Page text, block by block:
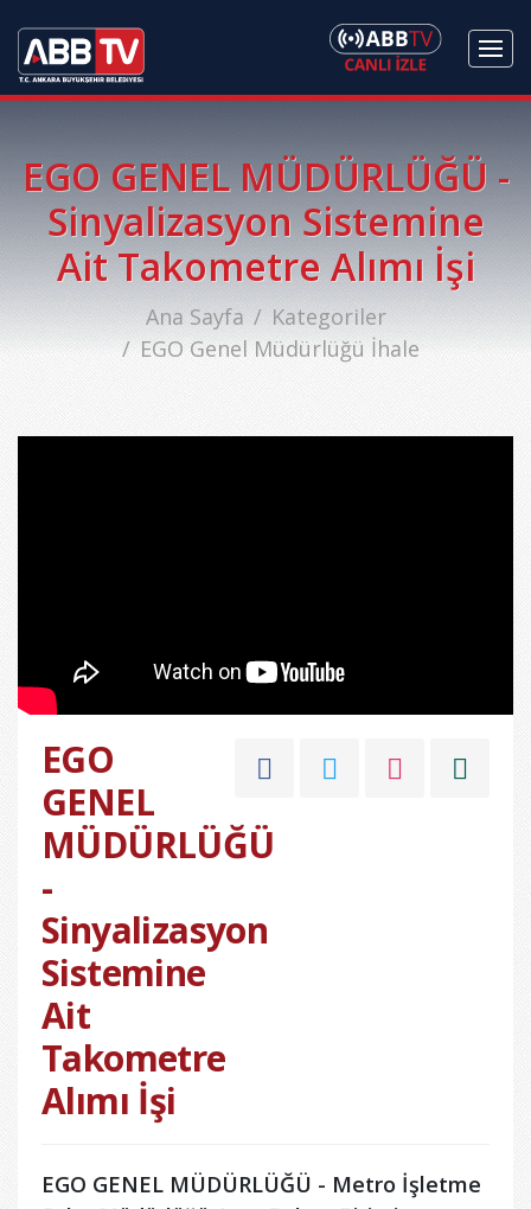
EGO GENEL MÜDÜRLÜĞÜ -
Sinyalizasyon Sistemine
Ait Takometre Alımı İşi
Ana Sayfa
Kategoriler
EGO Genel Müdürlüğü İhale
EGO
GENEL
MÜDÜRLÜĞÜ
-
Sinyalizasyon
Sistemine
Ait
Takometre
Alımı İşi
EGO GENEL MÜDÜRLÜĞÜ - Metro İşletme